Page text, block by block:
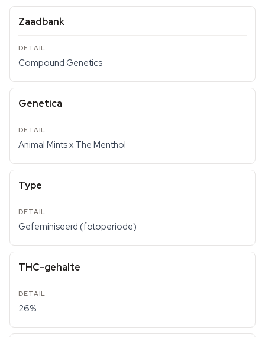
Zaadbank
Compound Genetics
Genetica
Animal Mints x The Menthol
Type
Gefeminiseerd (fotoperiode)
THC-gehalte
26%